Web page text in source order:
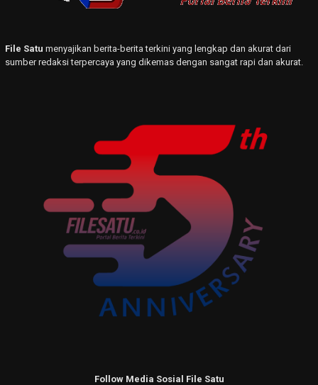
File Satu menyajikan berita-berita terkini yang lengkap dan akurat dari
sumber redaksi terpercaya yang dikemas dengan sangat rapi dan akurat.
Follow Media Sosial File Satu